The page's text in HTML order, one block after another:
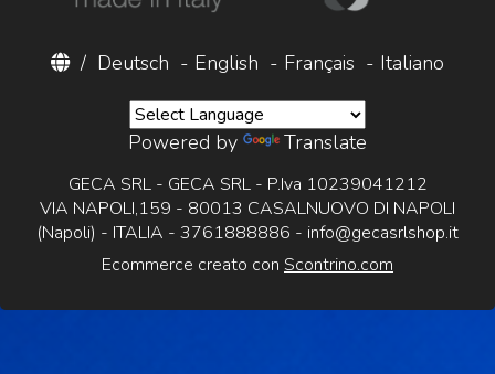
/ Deutsch - English - Français - Italiano
Powered by Translate
GECA SRL - GECA SRL - P.Iva 10239041212
VIA NAPOLI,159 - 80013 CASALNUOVO DI NAPOLI
(Napoli) - ITALIA - 3761888886 - info@gecasrlshop.it
Ecommerce creato con Scontrino.com